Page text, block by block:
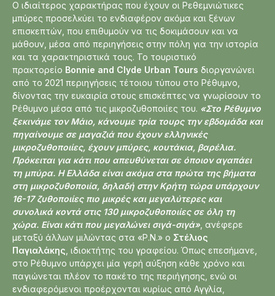
Ο ιδιαίτερος χαρακτήρας που έχουν οι Ρεθεμνιώτικες
μπύρες προσελκύει το ενδιαφέρον ακόμα και ξένων
επισκεπτών, που επιθυμούν να τις δοκιμάσουν και να
μάθουν, μέσα από περιηγήσεις στην πόλη για την ιστορία
και τα χαρακτηριστικά τους. Το τουριστικό
πρακτορείο Bonnie and Clyde Urban Tours διοργανώνει
από το 2021 περιηγήσεις τέτοιου τύπου στο Ρέθυμνο,
δίνοντας την ευκαιρία στους επισκέπτες να γνωρίσουν το
Ρέθυμνο μέσα από τις μικροζυθοποιίες του. «Στο Ρέθυμνο
ξεκινάμε τον Μάιο, κάνουμε τρία τουρς την εβδομάδα και
πηγαίνουμε σε μαγαζιά που έχουν ελληνικές
μικροζυθοποιίες, έχουν μπύρες, κουτάκια, βαρέλια.
Πρόκειται για κάτι που απευθύνεται σε όποιον αγαπάει
τη μπύρα. Η Ελλάδα είναι ακόμα στα πρώτα της βήματα
στη μικροζυθοποιία, δηλαδή στην Κρήτη τώρα υπάρχουν
16-17 ζυθοποιίες πιο μικρές και μεγαλύτερες και
συνολικά κοντά στις 130 μικροζυθοποιίες σε όλη τη
χώρα. Είναι κάτι που μεγαλώνει σιγά-σιγά» , ανέφερε
μεταξύ άλλων μιλώντας στα «Ρ.Ν.» ο Στέλιος
Παγιαλάκης , ιδιοκτήτης του γραφείου. Όπως επεσήμανε,
στο Ρέθυμνο υπάρχει μία γερή αύξηση κάθε χρόνο και
παγιώνεται πλέον το πακέτο της περιήγησης, ενώ οι
ενδιαφερόμενοι προέρχονται κυρίως από Αγγλία,